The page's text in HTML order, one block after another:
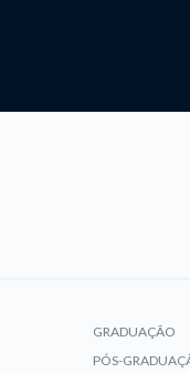
GRADUAÇÃO
PÓS-